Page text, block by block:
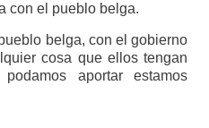
con el pueblo belga.
belga, con el gobierno
cosa que ellos tengan
aportar estamos